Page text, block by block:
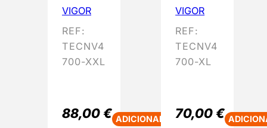
VIGOR
REF:
TECNV4
700-XXL
88,00€ ADICIONAR
VIGOR
REF:
TECNV4
700-XL
70,00€